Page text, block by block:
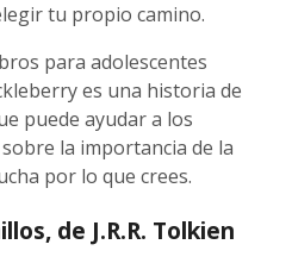
tu propio camino.
para adolescentes
es una historia de
puede ayudar a los
la importancia de la
por lo que crees.
de J.R.R. Tolkien